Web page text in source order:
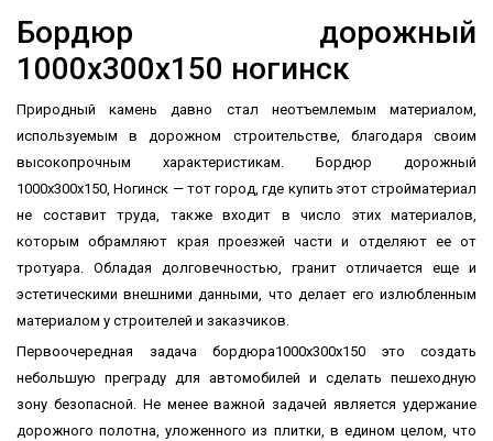
Бордюр дорожный
1000х300х150 ногинск
Природный камень давно стал неотъемлемым материалом,
используемым в дорожном строительстве, благодаря своим
высокопрочным характеристикам. Бордюр дорожный
1000х300х150, Ногинск — тот город, где купить этот стройматериал
не составит труда, также входит в число этих материалов,
которым обрамляют края проезжей части и отделяют ее от
тротуара. Обладая долговечностью, гранит отличается еще и
эстетическими внешними данными, что делает его излюбленным
материалом у строителей и заказчиков.
Первоочередная задача бордюра1000х300х150 это создать
небольшую преграду для автомобилей и сделать пешеходную
зону безопасной. Не менее важной задачей является удержание
дорожного полотна, уложенного из плитки, в едином целом, что